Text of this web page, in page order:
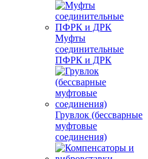
Муфты
соединительные
ПФРК и ДРК
Грувлок (бессварные
муфтовые
соединения)